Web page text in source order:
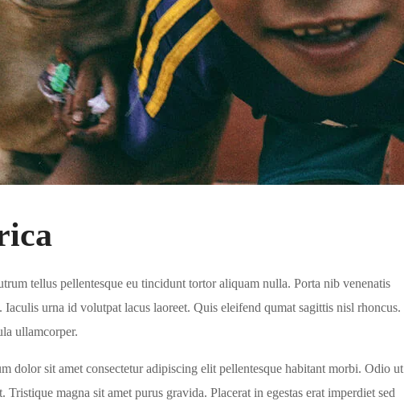
tellus pellentesque eu tincidunt tortor aliquam nulla. Porta nib venenatis
Iaculis urna id volutpat lacus laoreet. Quis eleifend qumat sagittis nisl rhoncus.
ullamcorper.
dolor sit amet consectetur adipiscing elit pellentesque habitant morbi. Odio ut
magna sit amet purus gravida. Placerat in egestas erat imperdiet sed